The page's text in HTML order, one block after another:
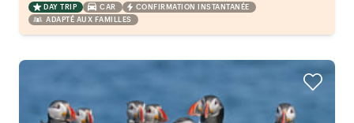
DAY TRIP CAR
CONFIRMATION INSTANTANÉE
ADAPTÉ AUX FAMILLES